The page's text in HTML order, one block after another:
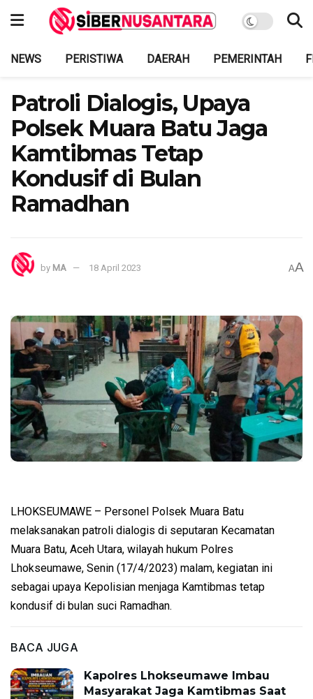
NEWS PERISTIWA DAERAH PEMERINTAH
Patroli Dialogis, Upaya
Polsek Muara Batu Jaga
Kamtibmas Tetap
Kondusif di Bulan
Ramadhan
by MA 18 April 2023 AA
LHOKSEUMAWE – Personel Polsek Muara Batu
melaksanakan patroli dialogis di seputaran Kecamatan
Muara Batu, Aceh Utara, wilayah hukum Polres
Lhokseumawe, Senin (17/4/2023) malam, kegiatan ini
sebagai upaya Kepolisian menjaga Kamtibmas tetap
kondusif di bulan suci Ramadhan.
BACA JUGA
Kapolres Lhokseumawe Imbau
Masyarakat Jaga Kamtibmas Saat